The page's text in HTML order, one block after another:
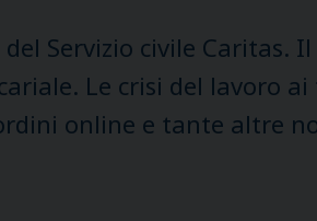
Servizio civile Caritas.
Le crisi del lavoro
online e tante altre